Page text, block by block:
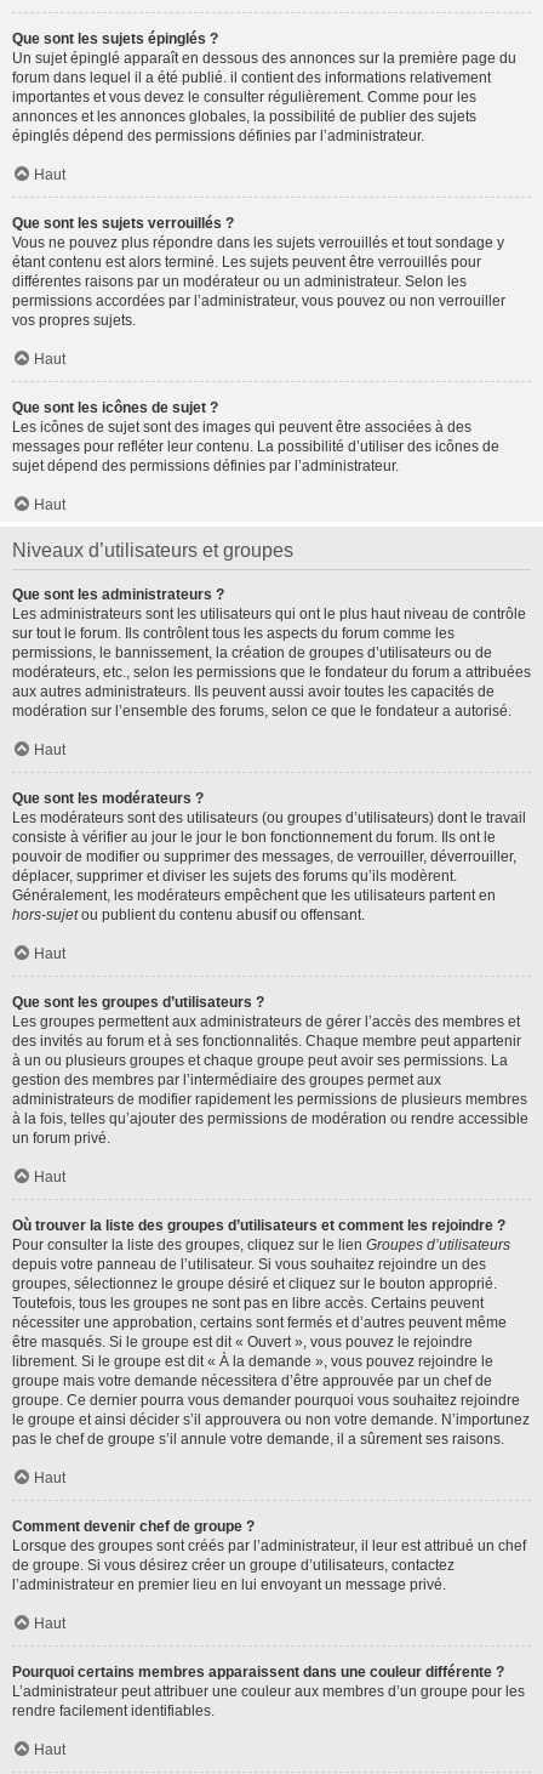
Que sont les sujets épinglés ?
Un sujet épinglé apparaît en dessous des annonces sur la première page du
forum dans lequel il a été publié. il contient des informations relativement
importantes et vous devez le consulter régulièrement. Comme pour les
annonces et les annonces globales, la possibilité de publier des sujets
épinglés dépend des permissions définies par l’administrateur.
Haut
Que sont les sujets verrouillés ?
Vous ne pouvez plus répondre dans les sujets verrouillés et tout sondage y
étant contenu est alors terminé. Les sujets peuvent être verrouillés pour
différentes raisons par un modérateur ou un administrateur. Selon les
permissions accordées par l’administrateur, vous pouvez ou non verrouiller
vos propres sujets.
Haut
Que sont les icônes de sujet ?
Les icônes de sujet sont des images qui peuvent être associées à des
messages pour refléter leur contenu. La possibilité d’utiliser des icônes de
sujet dépend des permissions définies par l’administrateur.
Haut
Niveaux d’utilisateurs et groupes
Que sont les administrateurs ?
Les administrateurs sont les utilisateurs qui ont le plus haut niveau de contrôle
sur tout le forum. Ils contrôlent tous les aspects du forum comme les
permissions, le bannissement, la création de groupes d’utilisateurs ou de
modérateurs, etc., selon les permissions que le fondateur du forum a attribuées
aux autres administrateurs. Ils peuvent aussi avoir toutes les capacités de
modération sur l’ensemble des forums, selon ce que le fondateur a autorisé.
Haut
Que sont les modérateurs ?
Les modérateurs sont des utilisateurs (ou groupes d’utilisateurs) dont le travail
consiste à vérifier au jour le jour le bon fonctionnement du forum. Ils ont le
pouvoir de modifier ou supprimer des messages, de verrouiller, déverrouiller,
déplacer, supprimer et diviser les sujets des forums qu’ils modèrent.
Généralement, les modérateurs empêchent que les utilisateurs partent en
hors-sujetou publient du contenu abusif ou offensant.
Haut
Que sont les groupes d’utilisateurs ?
Les groupes permettent aux administrateurs de gérer l’accès des membres et
des invités au forum et à ses fonctionnalités. Chaque membre peut appartenir
à un ou plusieurs groupes et chaque groupe peut avoir ses permissions. La
gestion des membres par l’intermédiaire des groupes permet aux
administrateurs de modifier rapidement les permissions de plusieurs membres
à la fois, telles qu’ajouter des permissions de modération ou rendre accessible
un forum privé.
Haut
Où trouver la liste des groupes d’utilisateurs et comment les rejoindre ?
Pour consulter la liste des groupes, cliquez sur le lien Groupes d’utilisateurs
depuis votre panneau de l’utilisateur. Si vous souhaitez rejoindre un des
groupes, sélectionnez le groupe désiré et cliquez sur le bouton approprié.
Toutefois, tous les groupes ne sont pas en libre accès. Certains peuvent
nécessiter une approbation, certains sont fermés et d’autres peuvent même
être masqués. Si le groupe est dit « Ouvert », vous pouvez le rejoindre
librement. Si le groupe est dit « À la demande », vous pouvez rejoindre le
groupe mais votre demande nécessitera d’être approuvée par un chef de
groupe. Ce dernier pourra vous demander pourquoi vous souhaitez rejoindre
le groupe et ainsi décider s’il approuvera ou non votre demande. N’importunez
pas le chef de groupe s’il annule votre demande, il a sûrement ses raisons.
Haut
Comment devenir chef de groupe ?
Lorsque des groupes sont créés par l’administrateur, il leur est attribué un chef
de groupe. Si vous désirez créer un groupe d’utilisateurs, contactez
l’administrateur en premier lieu en lui envoyant un message privé.
Haut
Pourquoi certains membres apparaissent dans une couleur différente ?
L’administrateur peut attribuer une couleur aux membres d’un groupe pour les
rendre facilement identifiables.
Haut